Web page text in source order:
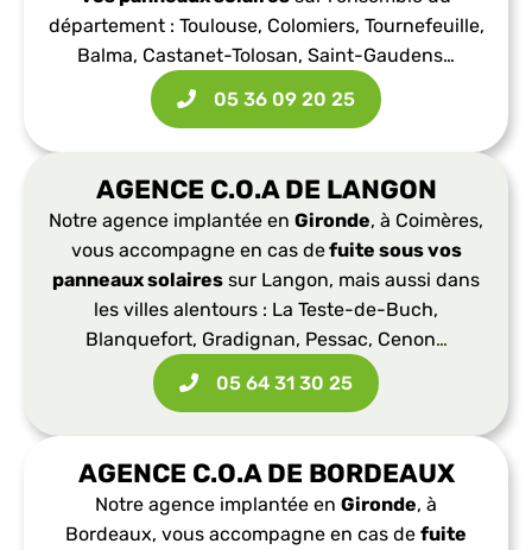
département : Toulouse, Colomiers, Tournefeuille,
Balma, Castanet-Tolosan, Saint-Gaudens…
05 36 09 20 25​
AGENCE C.O.A DE LANGON
Notre agence implantée en Gironde, à Coimères,
vous accompagne en cas defuite sous vos
panneaux solaires sur Langon, mais aussi dans
les villes alentours : La Teste-de-Buch,
Blanquefort, Gradignan, Pessac, Cenon…
05 64 31 30 25​
AGENCE C.O.A DE BORDEAUX
Notre agence implantée en Gironde, à
Bordeaux, vous accompagne en cas de fuite